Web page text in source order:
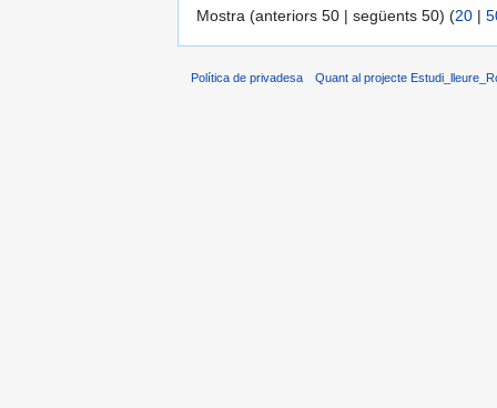
Mostra (anteriors 50 | següents 50) (20 |
Política de privadesa Quant al projecte